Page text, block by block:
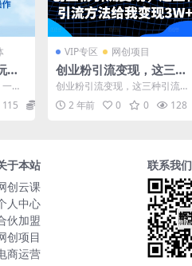
无
单5
300
115
VIP专区 网创项目
创业粉引流变现，这三种
引流方法给我变现3W+
【揭秘】
创业粉引流变现，这三种引流方
法给我变现3W+【揭秘】 项目介
绍： 最近我总结了一...
2 年前 0 0 128
于本站
创云课
人中心
伙加盟
创项目
商运营
联系我们